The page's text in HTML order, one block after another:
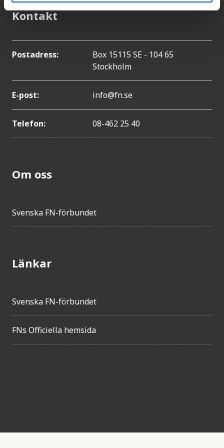
Kontakt
Postadress:
Box 15115 SE - 104 65
Stockholm
E-post: info@fn.se
Telefon: 08-462 25 40
Om oss
Svenska FN-förbundet
Länkar
Svenska FN-förbundet
FNs Officiella hemsida